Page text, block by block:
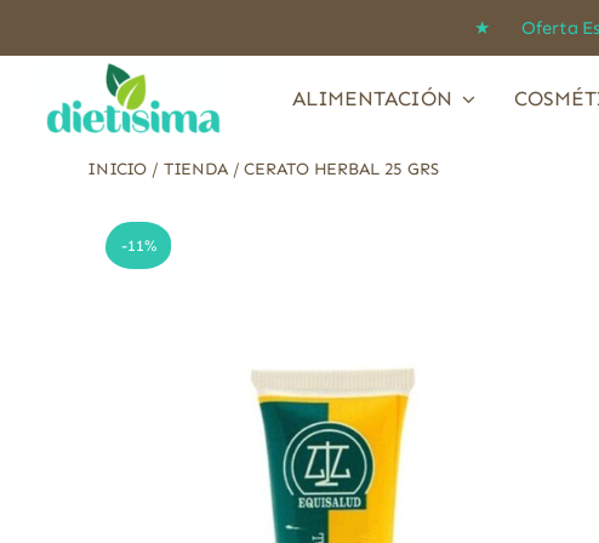
★ Oferta
ALIMENTACIÓN
INICIO / TIENDA/CERATO HERBAL 25 GRS
-11%